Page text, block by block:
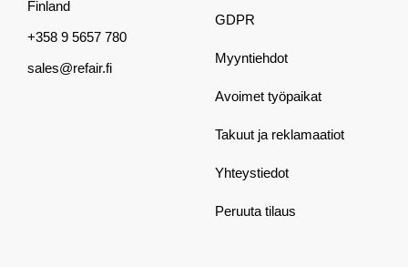
Finland
+358 9 5657 780
sales@refair.fi
GDPR
Myyntiehdot
Avoimet työpaikat
Takuut ja reklamaatiot
Yhteystiedot
Peruuta tilaus